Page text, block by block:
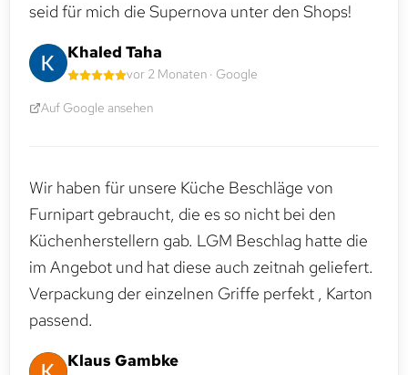
seid für mich die Supernova unter den Shops!
Khaled Taha
vor 2 Monaten · Google
Auf Google ansehen
Wir haben für unsere Küche Beschläge von
Furnipart gebraucht, die es so nicht bei den
Küchenherstellern gab. LGM Beschlag hatte die
im Angebot und hat diese auch zeitnah geliefert.
Verpackung der einzelnen Griffe perfekt , Karton
passend.
Klaus Gambke